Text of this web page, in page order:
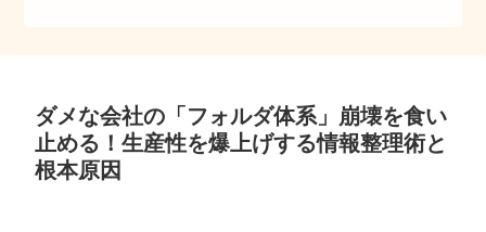
ダメな会社の「フォルダ体系」崩壊を食い
止める！生産性を爆上げする情報整理術と
根本原因